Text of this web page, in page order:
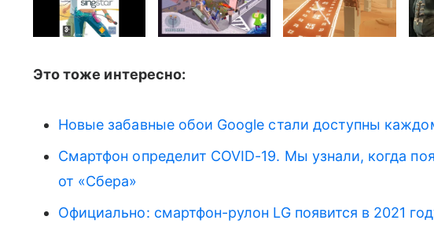
Это тоже интересно:
Новые забавные обои Google стали доступны
Смартфон определит COVID-19. Мы узнали, когда
от «Сбера»
Официально: смартфон-рулон LG появится в 2021